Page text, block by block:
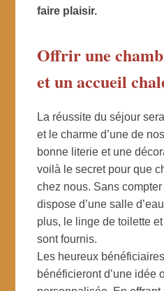
faire plaisir.
Offrir une
et un accueil
La réussite du séjour
et le charme d’une de
bonne literie et une
voilà le secret pour que
chez nous. Sans
dispose d’une salle
plus, le linge de toilette
sont fournis.
Les heureux
bénéficieront d’une idée